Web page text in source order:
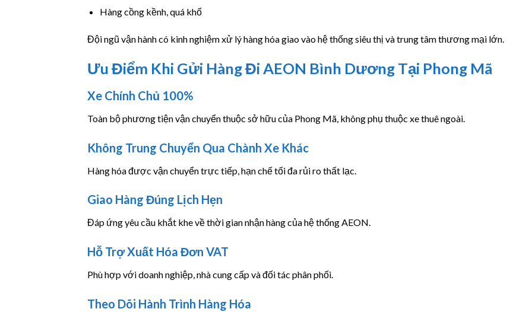
Hàng cồng kềnh, quá khổ
Đội ngũ vận hành có kinh nghiệm xử lý hàng hóa giao vào hệ thống siêu thị và trung tâm thương mại lớn.
Ưu Điểm Khi Gửi Hàng Đi AEON Bình Dương Tại Phong Mã
Xe Chính Chủ 100%
Toàn bộ phương tiện vận chuyển thuộc sở hữu của Phong Mã, không phụ thuộc xe thuê ngoài.
Không Trung Chuyển Qua Chành Xe Khác
Hàng hóa được vận chuyển trực tiếp, hạn chế tối đa rủi ro thất lạc.
Giao Hàng Đúng Lịch Hẹn
Đáp ứng yêu cầu khắt khe về thời gian nhận hàng của hệ thống AEON.
Hỗ Trợ Xuất Hóa Đơn VAT
Phù hợp với doanh nghiệp, nhà cung cấp và đối tác phân phối.
Theo Dõi Hành Trình Hàng Hóa